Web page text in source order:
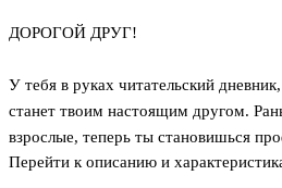
ДОРОГОЙ ДРУГ!
У тебя в руках читательский
станет твоим настоящим другом.
взрослые, теперь ты становишься
В этом тебе и поможет этот дневник.
Перейти к описанию и